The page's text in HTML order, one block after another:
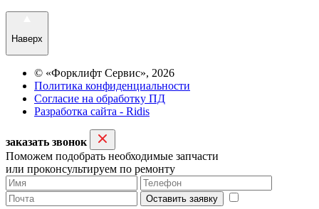
Наверх
© «Форклифт Сервис», 2026
Политика конфиденциальности
Согласие на обработку ПД
Разработка сайта - Ridis
заказать звонок
Поможем подобрать необходимые запчасти
или проконсультируем по ремонту
Оставить заявку